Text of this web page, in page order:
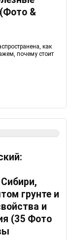
&
как
почему стоит
грунте и
и
(35 Фото